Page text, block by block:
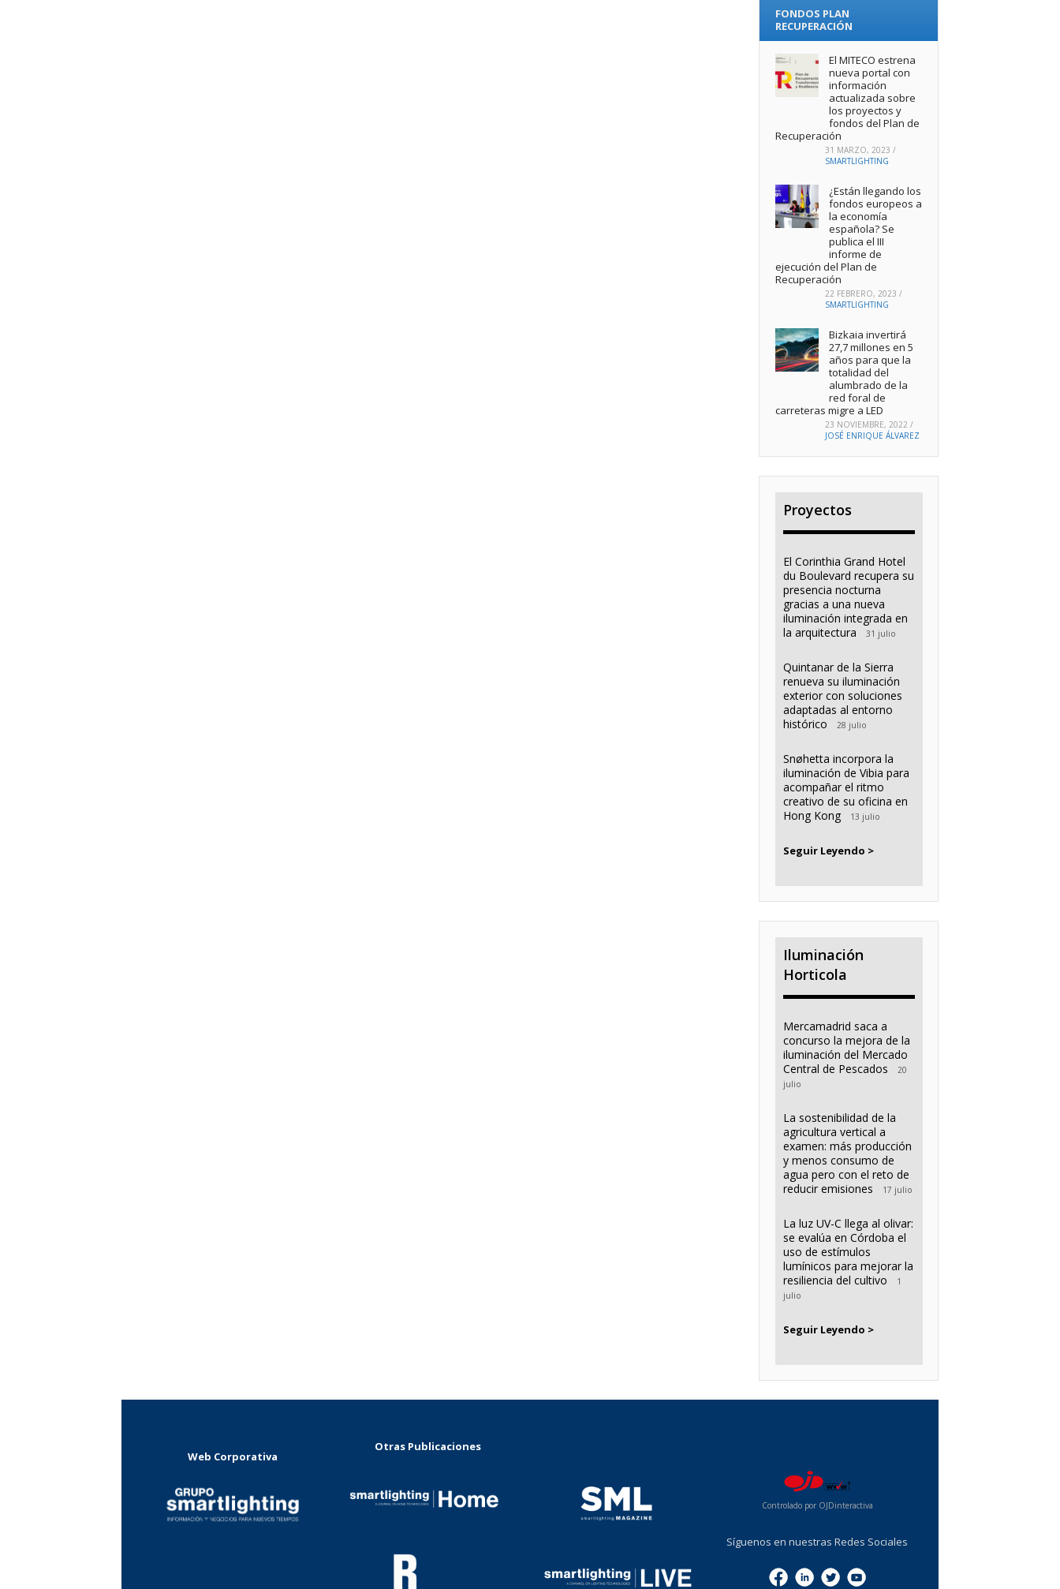
FONDOS PLAN
RECUPERACIÓN
El MITECO estrena
nueva portal con
información
actualizada sobre
los proyectos y
fondos del Plan de
Recuperación
31 MARZO, 2023 /
SMARTLIGHTING
¿Están llegando los
fondos europeos a
la economía
española? Se
publica el III
informe de
ejecución del Plan de
Recuperación
22 FEBRERO, 2023 /
SMARTLIGHTING
Bizkaia invertirá
27,7 millones en 5
años para que la
totalidad del
alumbrado de la
red foral de
carreteras migre a LED
23 NOVIEMBRE, 2022 /
JOSÉ ENRIQUE ÁLVAREZ
Proyectos
El Corinthia Grand Hotel
du Boulevard recupera su
presencia nocturna
gracias a una nueva
iluminación integrada en
la arquitectura
31 julio
Quintanar de la Sierra
renueva su iluminación
exterior con soluciones
adaptadas al entorno
histórico
28 julio
Snøhetta incorpora la
iluminación de Vibia para
acompañar el ritmo
creativo de su oficina en
Hong Kong
13 julio
Seguir Leyendo >
Iluminación
Horticola
Mercamadrid saca a
concurso la mejora de la
iluminación del Mercado
Central de Pescados
20
julio
La sostenibilidad de la
agricultura vertical a
examen: más producción
y menos consumo de
agua pero con el reto de
reducir emisiones
17 julio
La luz UV-C llega al olivar:
se evalúa en Córdoba el
uso de estímulos
lumínicos para mejorar la
resiliencia del cultivo
1
julio
Seguir Leyendo >
Web Corporativa
Otras Publicaciones
Controlado por OJDinteractiva
Síguenos en nuestras Redes Sociales